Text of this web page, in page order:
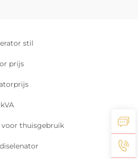
stil
prijs
thuisgebruik